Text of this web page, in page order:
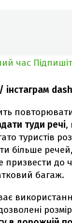
час
туди речі,
туристів
більше
призвести до
багаж.